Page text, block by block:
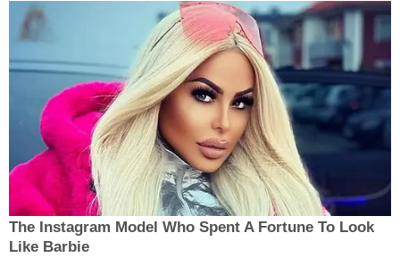
The Instagram Model Who Spent A Fortune To Look
Like Barbie